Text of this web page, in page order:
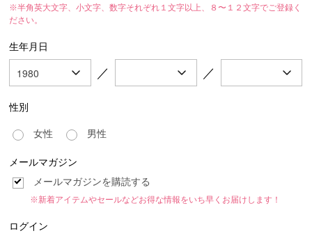
※半角英大文字、小文字、数字それぞれ１文字以上、８〜１２文字でご登録く
ださい。
生年月日
／ ／
性別
女性
男性
メールマガジン
メールマガジンを購読する
※新着アイテムやセールなどお得な情報をいち早くお届けします！
ログイン